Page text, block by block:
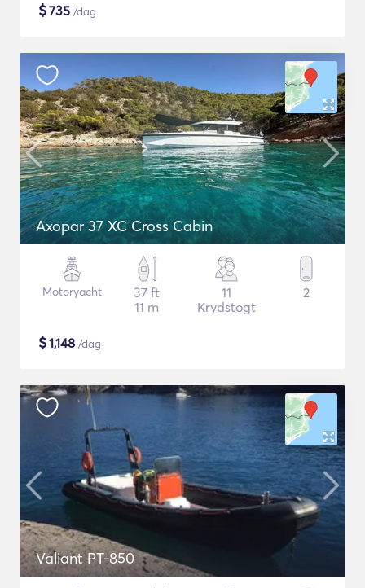
$735 /dag
Axopar 37 XC Cross Cabin
Motoryacht
37 ft
11 m
11
Krydstogt
2
$1,148 /dag
Valiant PT-850